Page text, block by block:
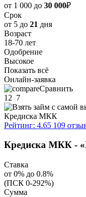
от 1 000 до 30 000₽
Срок
от 5 до 21 дня
Возраст
18-70 лет
Одобрение
Высокое
Показать всё
Онлайн-заявка
Сравнить
12 7
Рейтинг: 4.65 109
Кредиска МКК -
Ставка
от 0% до 0.8%
(ПСК 0-292%)
Сумма